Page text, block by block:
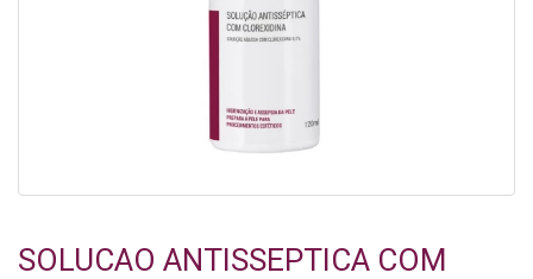
SOLUCAO ANTISSEPTICA COM